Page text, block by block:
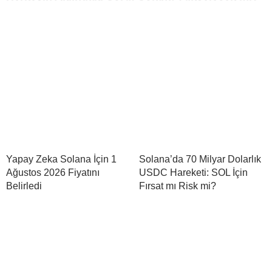
Yapay Zeka Solana İçin 1
Ağustos 2026 Fiyatını
Belirledi
Solana’da 70 Milyar Dolarlık
USDC Hareketi: SOL İçin
Fırsat mı Risk mi?